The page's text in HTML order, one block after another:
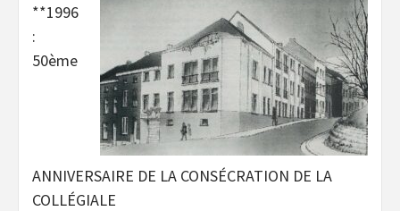
**1996
:
50ème
ANNIVERSAIRE DE LA CONSÉCRATION DE LA
COLLÉGIALE